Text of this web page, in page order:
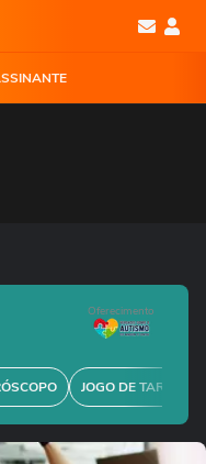
JOGO DE TARÔ
Oferecimento